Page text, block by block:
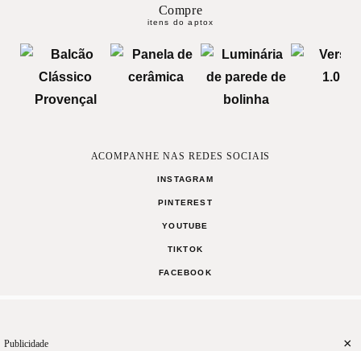
Compre
itens do aptox
ACOMPANHE NAS REDES SOCIAIS
INSTAGRAM
PINTEREST
YOUTUBE
TIKTOK
FACEBOOK
Publicidade ×